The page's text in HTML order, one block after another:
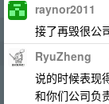
raynor2011
接了再毁很公
RyuZheng
说的时候表现
和你们公司负